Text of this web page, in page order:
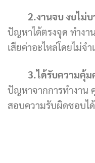
2.งานจบ งบไม่บ
ปัญหาได้ตรงจุด ทำงา
เสียค่าอะไหล่โดยไม่จำ
3.ได้รับความคุ้มค
ปัญหาจากการทำงาน
สอบความรับผิดชอบไ